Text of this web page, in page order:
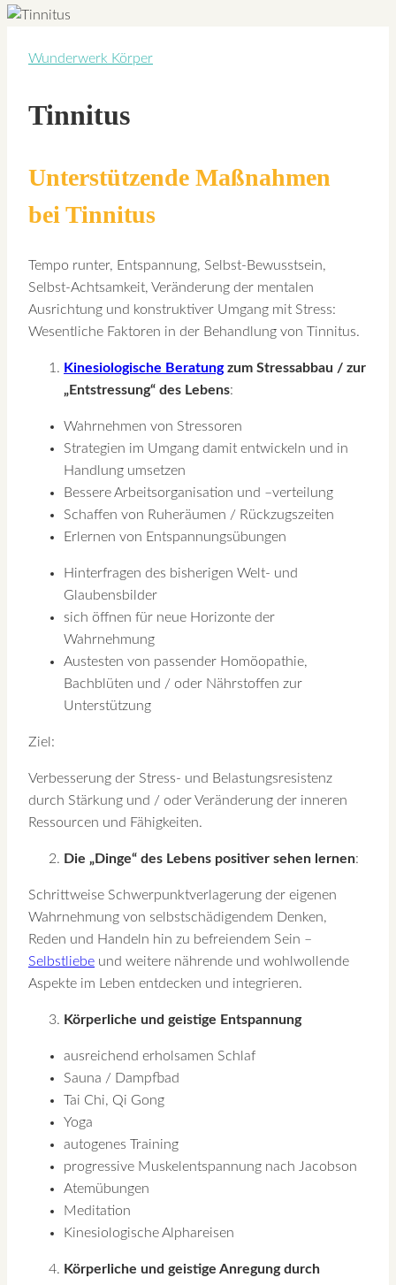
Wunderwerk Körper
Tinnitus
Unterstützende Maßnahmen
bei Tinnitus
Tempo runter, Entspannung, Selbst-Bewusstsein,
Selbst-Achtsamkeit, Veränderung der mentalen
Ausrichtung und konstruktiver Umgang mit Stress:
Wesentliche Faktoren in der Behandlung von Tinnitus.
Kinesiologische Beratungzum Stressabbau / zur
„Entstressung“ des Lebens:
Wahrnehmen von Stressoren
Strategien im Umgang damit entwickeln und in
Handlung umsetzen
Bessere Arbeitsorganisation und –verteilung
Schaffen von Ruheräumen / Rückzugszeiten
Erlernen von Entspannungsübungen
Hinterfragen des bisherigen Welt- und
Glaubensbilder
sich öffnen für neue Horizonte der
Wahrnehmung
Austesten von passender Homöopathie,
Bachblüten und / oder Nährstoffen zur
Unterstützung
Ziel:
Verbesserung der Stress- und Belastungsresistenz
durch Stärkung und / oder Veränderung der inneren
Ressourcen und Fähigkeiten.
Die „Dinge“ des Lebens positiver sehen lernen:
Schrittweise Schwerpunktverlagerung der eigenen
Wahrnehmung von selbstschädigendem Denken,
Reden und Handeln hin zu befreiendem Sein –
Selbstliebe und weitere nährende und wohlwollende
Aspekte im Leben entdecken und integrieren.
Körperliche und geistige Entspannung
ausreichend erholsamen Schlaf
Sauna / Dampfbad
Tai Chi, Qi Gong
Yoga
autogenes Training
progressive Muskelentspannung nach Jacobson
Atemübungen
Meditation
Kinesiologische Alphareisen
Körperliche und geistige Anregung durch